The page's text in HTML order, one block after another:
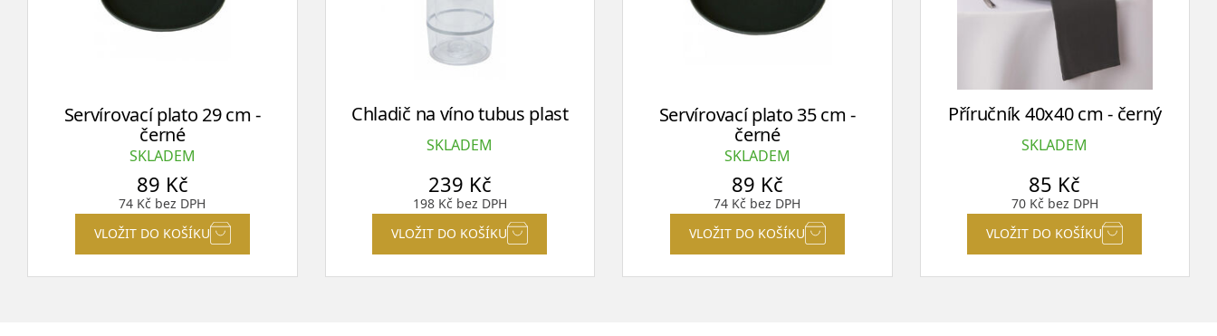
Servírovací plato 29 cm -
černé
SKLADEM
89 Kč
74 Kč bez DPH
VLOŽIT DO KOŠÍKU
Chladič na víno tubus plast
SKLADEM
239 Kč
198 Kčbez DPH
VLOŽIT DO KOŠÍKU
Servírovací plato 35 cm -
černé
SKLADEM
89 Kč
74 Kč bez DPH
VLOŽIT DO KOŠÍKU
Příručník 40x40 cm - černý
SKLADEM
85 Kč
70 Kčbez DPH
VLOŽIT DO KOŠÍKU